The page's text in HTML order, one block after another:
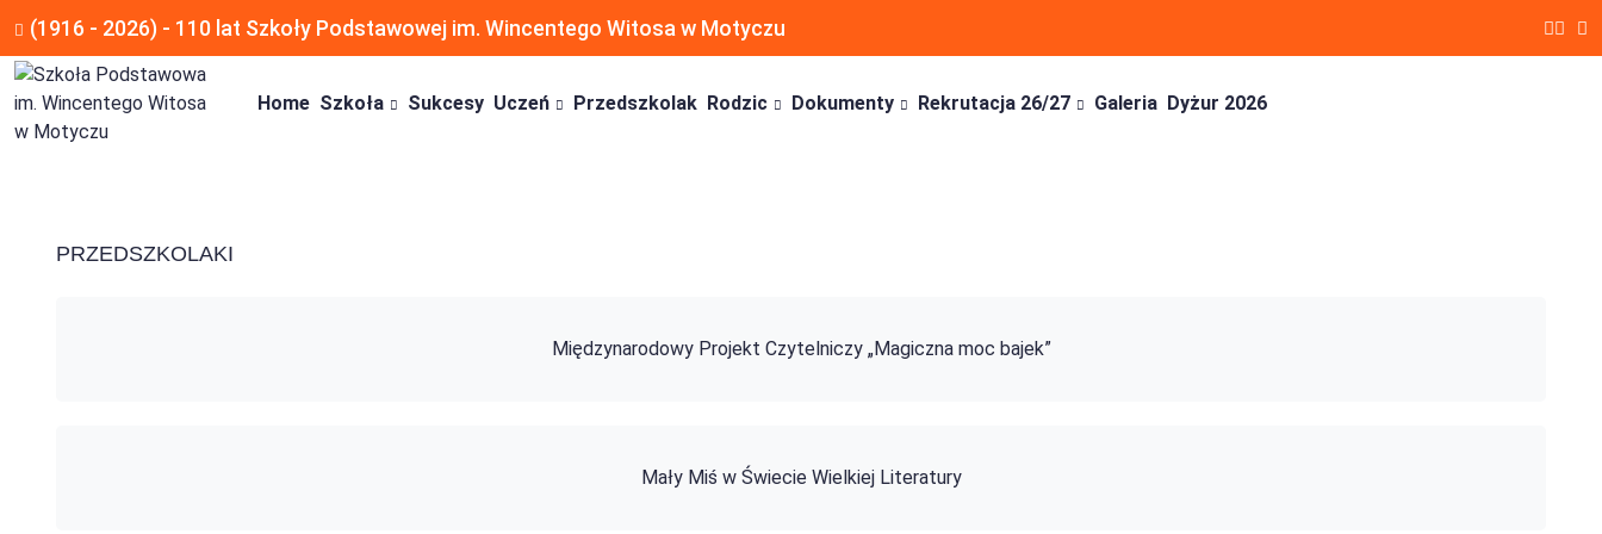
(1916 - 2026) - 110 lat Szkoły Podstawowej im. Wincentego Witosa w Motyczu
Home Szkoła Sukcesy Uczeń Przedszkolak Rodzic Dokumenty Rekrutacja 26/27 Galeria Dyżur 2026
PRZEDSZKOLAKI
Międzynarodowy Projekt Czytelniczy „Magiczna moc bajek”
Mały Miś w Świecie Wielkiej Literatury